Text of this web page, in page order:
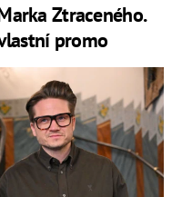
Ztraceného.
promo